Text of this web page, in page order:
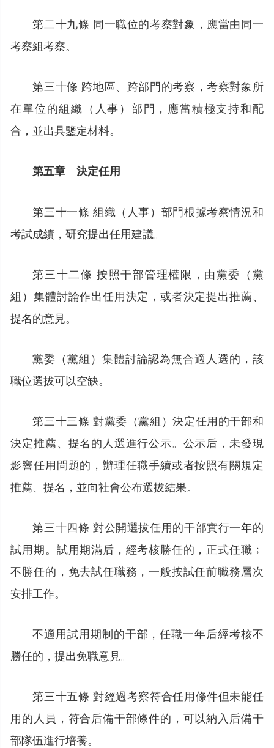
第二十九條 同一職位的考察對象，應當由同一
考察組考察。
第三十條 跨地區、跨部門的考察，考察對象所
在單位的組織（人事）部門，應當積極支持和配
合，並出具鑒定材料。
第五章 決定任用
第三十一條 組織（人事）部門根據考察情況和
考試成績，研究提出任用建議。
第三十二條 按照干部管理權限，由黨委（黨
組）集體討論作出任用決定，或者決定提出推薦、
提名的意見。
黨委（黨組）集體討論認為無合適人選的，該
職位選拔可以空缺。
第三十三條 對黨委（黨組）決定任用的干部和
決定推薦、提名的人選進行公示。公示后，未發現
影響任用問題的，辦理任職手續或者按照有關規定
推薦、提名，並向社會公布選拔結果。
第三十四條 對公開選拔任用的干部實行一年的
試用期。試用期滿后，經考核勝任的，正式任職﹔
不勝任的，免去試任職務，一般按試任前職務層次
安排工作。
不適用試用期制的干部，任職一年后經考核不
勝任的，提出免職意見。
第三十五條 對經過考察符合任用條件但未能任
用的人員，符合后備干部條件的，可以納入后備干
部隊伍進行培養。